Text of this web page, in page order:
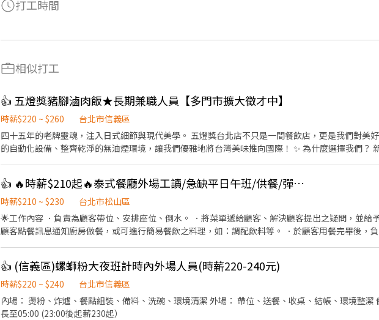
打工時間
相似打工
👍 五燈獎豬腳滷肉飯★長期兼職人員【多門市擴大徵才中】
時薪$220 ~ $260
台北市信義區
​四十五年的老牌靈魂，注入日式細節與現代美學。 五燈獎台北店不只是一間餐飲店，更是我們對美好生活的提案。這裡有最先進
的自動化設備、整齊乾淨的無油煙環境，讓我們優雅地將台灣美味推向國際！ ​✨ 為什麼選擇我們？ ​新店盛大開幕： 除了深耕已
化與多角化經營，這裡不只是餐飲，更有無限職涯可能。 ​📋 招募資訊 ​工作性質： 內場夥伴（提供多樣化人才培訓，新手也歡
迎！） ​主要內容： ​親切顧客接待 ​維持優雅用餐環境 ​分站式餐點製作（接龍式流暢作業） ​設備維護
餐飲經驗者優，但更歡迎有服務熱忱、追求細節的你。 ​⏰ 工作時間（排班靈活） ​【 台北 101 美食街 】📍 7/1 隆重登場！ ​早班：
09:30 - 13:30 ​中班：13:30 - 18:30 ​晚班：18:30 - 22:30 ​【 永康店 】&【 信義店 】 ​午間餐期：10:00 - 14:00 / 10:00 - 17:00 ​晚間
餐期：16:45 - 20:30 ​長期兼職標準： 1. 基本配合 6 個月以上。 2. 每月配合總工時 80 小時以上。 ​💰 薪資與福利 ​時薪： 依勞基法
規定起薪，依能力及時數調整。 ​晉升機制： 晉升為訓練員最高可達 240元/小時！ ​安心保障： 依法
們比你更在意你的健康）。 ​專屬福利： 質感員工制服、員工餐、團體保險、不定期員工聚餐。 ​📩 加入我們 ​如果你對環境有堅
持，或想體驗新型態的餐飲工作，歡迎跟我們聊聊！
👍 🔥時薪$210起🔥泰式餐廳外場工讀/急缺平日午班/供餐/彈性排班/長期/平日晚班/假日班
時薪$210 ~ $230
台北市松山區
🌟工作內容 ．負責為顧客帶位、安排座位、倒水。 ．將菜單遞給顧客、解決顧客提出之疑問，並給
顧客點餐訊息通知廚房做餐，或可進行簡易餐飲之料理，如：調配飲料等。 ．於顧客用餐完畢後，
$196，若表現優秀迅速上手，可直接$210。 🌟有經驗或學習快易上手佳。經驗較少，則依表現從$196起薪，約工作1個月，完全
上手後依照表現，通過考核後$210起。 🌟給班時間可以彈性。 🌟若不滿一個月離職，則薪水需於每個月10號（遇假日延後至上
班日）自行到店領現，謝謝🙏 👏🏽歡迎加入我們泰國🇹🇭狂熱者的大家庭👊❤️
👍 (信義區)螺螄粉大夜班計時內外場人員(時薪220-240元)
時薪$220 ~ $240
台北市信義區
內場： 燙粉、炸爐、餐點組裝、備料、洗碗、環境清潔 外場： 帶位、送餐、收桌、結帳、環境整潔 備註：周五-周六工作時間延
長至05:00 (23:00後起薪230起）